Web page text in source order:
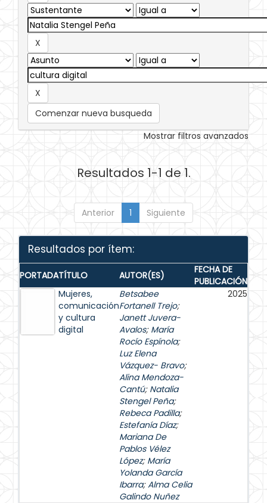
Comenzar nueva busqueda
Mostrar filtros avanzados
Resultados 1-1 de 1.
Anterior 1 Siguiente
Resultados por ítem:
PORTADATÍTULO AUTOR(ES)
FECHA DE
PUBLICACIÓN
Mujeres,
comunicación
y cultura
digital
Betsabee
Fortanell Trejo;
Janett Juvera-
Avalos; María
Rocío Espínola;
Luz Elena
Vázquez- Bravo;
Alina Mendoza-
Cantú; Natalia
Stengel Peña;
Rebeca Padilla;
Estefanía Díaz;
Mariana De
Pablos Vélez
López; María
Yolanda García
Ibarra;Alma Celia
Galindo Nuñez
2025